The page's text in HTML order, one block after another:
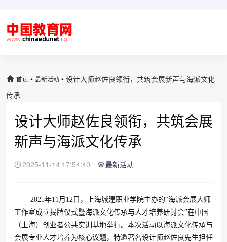
首页 • 最新活动 • 设计大师赵佐良领衔，共筑会展新声与海派文化
传承
设计大师赵佐良领衔，共筑会展
新声与海派文化传承
2025-11-14 17:54:40 最新活动
2025年11月12日，上海城建职业学院主办的“海派会展大师
工作室成立揭牌仪式暨海派文化传承与人才培养研讨会”在中国
（上海）创业者公共实训基地举行。本次活动以海派文化传承与
会展专业人才培养为核心议题，特邀著名设计师赵佐良先生担任